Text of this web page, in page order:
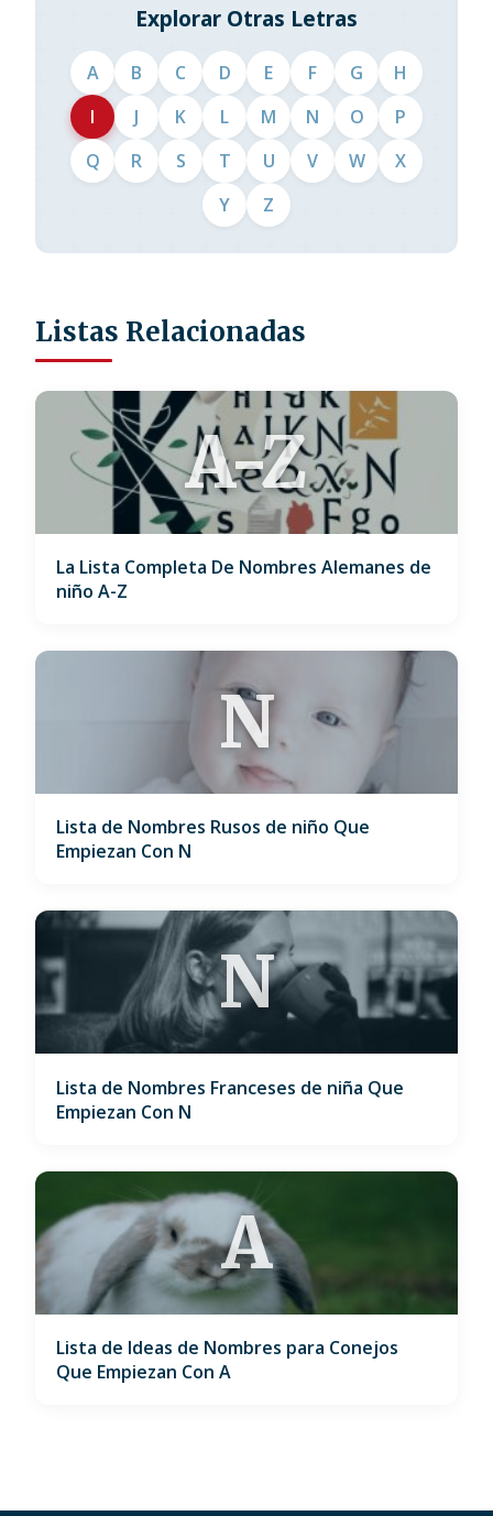
Explorar Otras Letras
A B C D E F G
H
I
J K L M N O
P
Q
R S T U V W
X
Y
Z
Listas Relacionadas
A-Z
La Lista Completa De Nombres Alemanes de
niño A-Z
N
Lista de Nombres Rusos de niño Que
Empiezan Con N
N
Lista de Nombres Franceses de niña Que
Empiezan Con N
A
Lista de Ideas de Nombres para Conejos
Que Empiezan Con A